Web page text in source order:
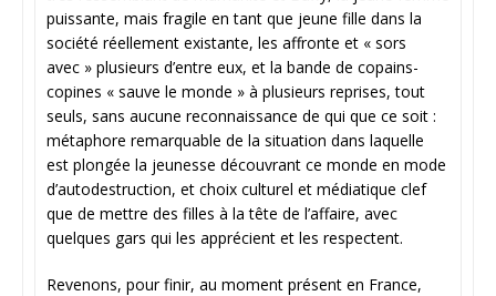
puissante, mais fragile en tant que jeune fille dans la
société réellement existante, les affronte et « sors
avec » plusieurs d’entre eux, et la bande de copains-
copines « sauve le monde » à plusieurs reprises, tout
seuls, sans aucune reconnaissance de qui que ce soit :
métaphore remarquable de la situation dans laquelle
est plongée la jeunesse découvrant ce monde en mode
d’autodestruction, et choix culturel et médiatique clef
que de mettre des filles à la tête de l’affaire, avec
quelques gars qui les apprécient et les respectent.
Revenons, pour finir, au moment présent en France,